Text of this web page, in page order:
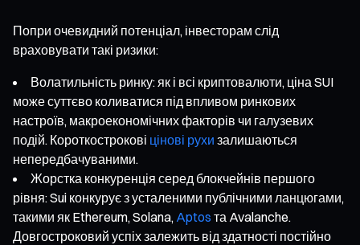
Попри очевидний потенціал, інвесторам слід
враховувати такі ризики:
Волатильність ринку: як і всі криптовалюти, ціна SUI
може суттєво коливатися під впливом ринкових
настроїв, макроекономічних факторів чи галузевих
подій. Короткострокові цінові рухи залишаються
непередбачуваними.
Жорстка конкуренція серед блокчейнів першого
рівня: Sui конкурує з усталеними публічними ланцюгами,
такими як Ethereum, Solana, Aptos та Avalanche.
Довгостроковий успіх залежить від здатності постійно